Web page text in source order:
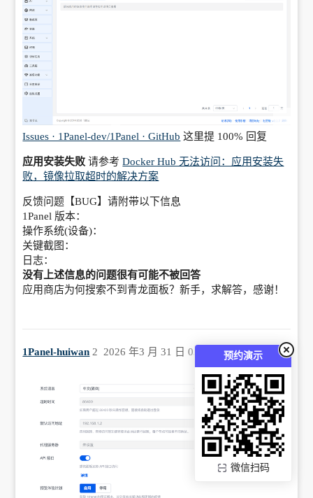
预约演示
微信扫码
Issues · 1Panel-dev/1Panel · GitHub 这里提 100% 回复
应用安装失败 请参考Docker Hub 无法访问：应用安装失
败，镜像拉取超时的解决方案
反馈问题【BUG】请附带以下信息
1Panel 版本：
操作系统(设备)：
关键截图：
日志：
没有上述信息的问题很有可能不被回答
应用商店为何搜索不到青龙面板？新手，求解答，感谢！
1Panel-huiwan 2026 年3 月 31 日 03:10
2